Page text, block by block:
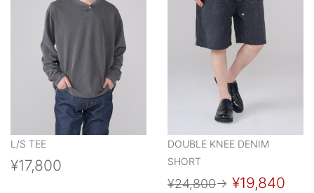
L/S TEE
¥17,800
DOUBLE KNEE DENIM
SHORT
¥24,800→ ¥19,840